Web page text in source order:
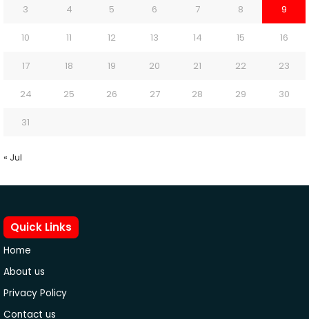
3 4 5 6 7 8 9
10 11 12 13 14 15 16
17 18 19 20 21 22 23
24 25 26 27 28 29 30
31
« Jul
Quick Links
Home
About us
Privacy Policy
Contact us